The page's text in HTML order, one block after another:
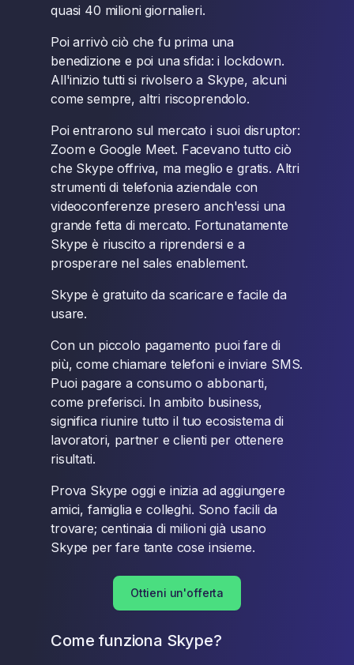
quasi 40 milioni giornalieri.
Poi arrivò ciò che fu prima una
benedizione e poi una sfida: i lockdown.
All'inizio tutti si rivolsero a Skype, alcuni
come sempre, altri riscoprendolo.
Poi entrarono sul mercato i suoi disruptor:
Zoom e Google Meet. Facevano tutto ciò
che Skype offriva, ma meglio e gratis. Altri
strumenti di telefonia aziendale con
videoconferenze presero anch'essi una
grande fetta di mercato. Fortunatamente
Skype è riuscito a riprendersi e a
prosperare nel sales enablement.
Skype è gratuito da scaricare e facile da
usare.
Con un piccolo pagamento puoi fare di
più, come chiamare telefoni e inviare SMS.
Puoi pagare a consumo o abbonarti,
come preferisci. In ambito business,
significa riunire tutto il tuo ecosistema di
lavoratori, partner e clienti per ottenere
risultati.
Prova Skype oggi e inizia ad aggiungere
amici, famiglia e colleghi. Sono facili da
trovare; centinaia di milioni già usano
Skype per fare tante cose insieme.
Ottieni un'offerta
Come funziona Skype?